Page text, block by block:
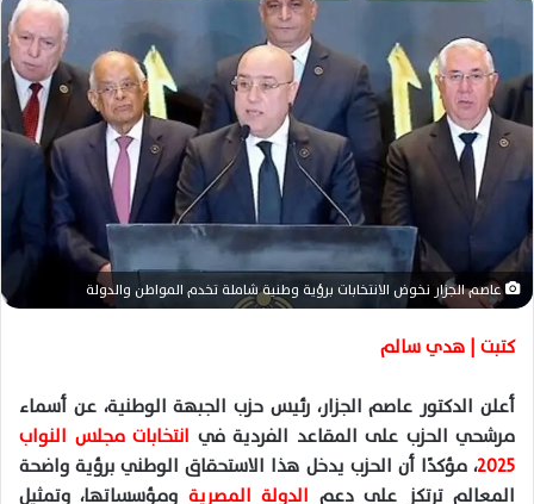
س
ب
ر
ي
د
ا
إ
ل
ت
و
ي
ا
عاصم الجزار نخوض الانتخابات برؤية وطنية شاملة تخدم المواطن والدولة
كتبت | هدي سالم
أعلن الدكتور عاصم الجزار، رئيس حزب الجبهة الوطنية، عن أسماء
مرشحي الحزب على المقاعد الفردية في انتخابات مجلس النواب
2025، مؤكدًا أن الحزب يدخل هذا الاستحقاق الوطني برؤية واضحة
المعالم ترتكز على دعم الدولة المصرية ومؤسساتها، وتمثيل